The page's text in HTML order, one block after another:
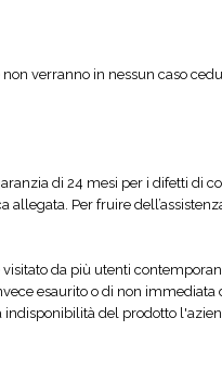
verranno in nessun caso
di 24 mesi per i difetti di
Per fruire
da più utenti
esaurito o di non immediata
del prodotto